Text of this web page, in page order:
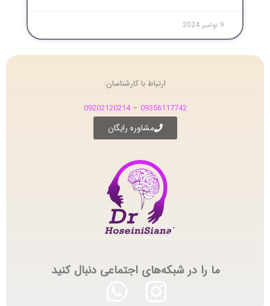
9 نوامبر 2024
ارتباط با کارشناسان:
09356117742
–
09202120214
مشاوره رایگان
ما را در شبکه‌های اجتماعی دنبال کنید